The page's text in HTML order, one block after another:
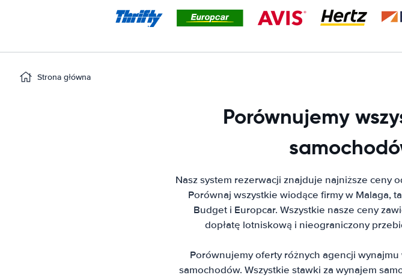
Strona główna
Porównujemy
Nasz system rezerwacji znajduje najniższe ceny
Porównaj wszystkie wiodące firmy w Malaga,
Budget i Europcar. Wszystkie nasze ceny
dopłatę lotniskową i nieograniczony
Porównujemy oferty różnych agencji
samochodów. Wszystkie stawki za wynajem